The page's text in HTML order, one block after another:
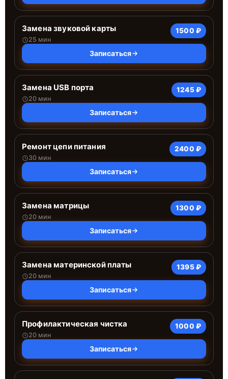
Замена звуковой карты
25 мин
1500 ₽
Записаться
Замена USB порта
20 мин
1245 ₽
Записаться
Ремонт цепи питания
30 мин
2400 ₽
Записаться
Замена матрицы
20 мин
1300 ₽
Записаться
Замена материнской платы
20 мин
1395 ₽
Записаться
Профилактическая чистка
20 мин
1000 ₽
Записаться